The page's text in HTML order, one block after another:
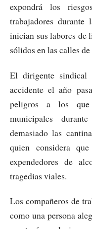
expondrá los
trabajadores durante
inician sus labores de
sólidos en las calles
El dirigente
accidente el año
peligros a los que
municipales
demasiado las
quien considera
expendedores de
tragedias viales.
Los compañeros de
como una persona